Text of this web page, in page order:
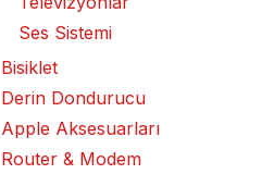
Ses Sistemi
Bisiklet
Derin Dondurucu
Apple Aksesuarları
Router & Modem